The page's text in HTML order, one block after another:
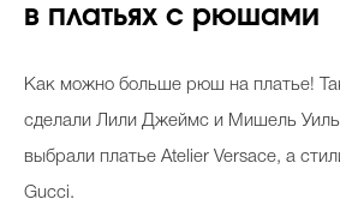
в платьях с рюшами
Как можно больше рюш на платье!
сделали Лили Джеймс и Мишель
выбрали платье Atelier Versace, а
Gucci.